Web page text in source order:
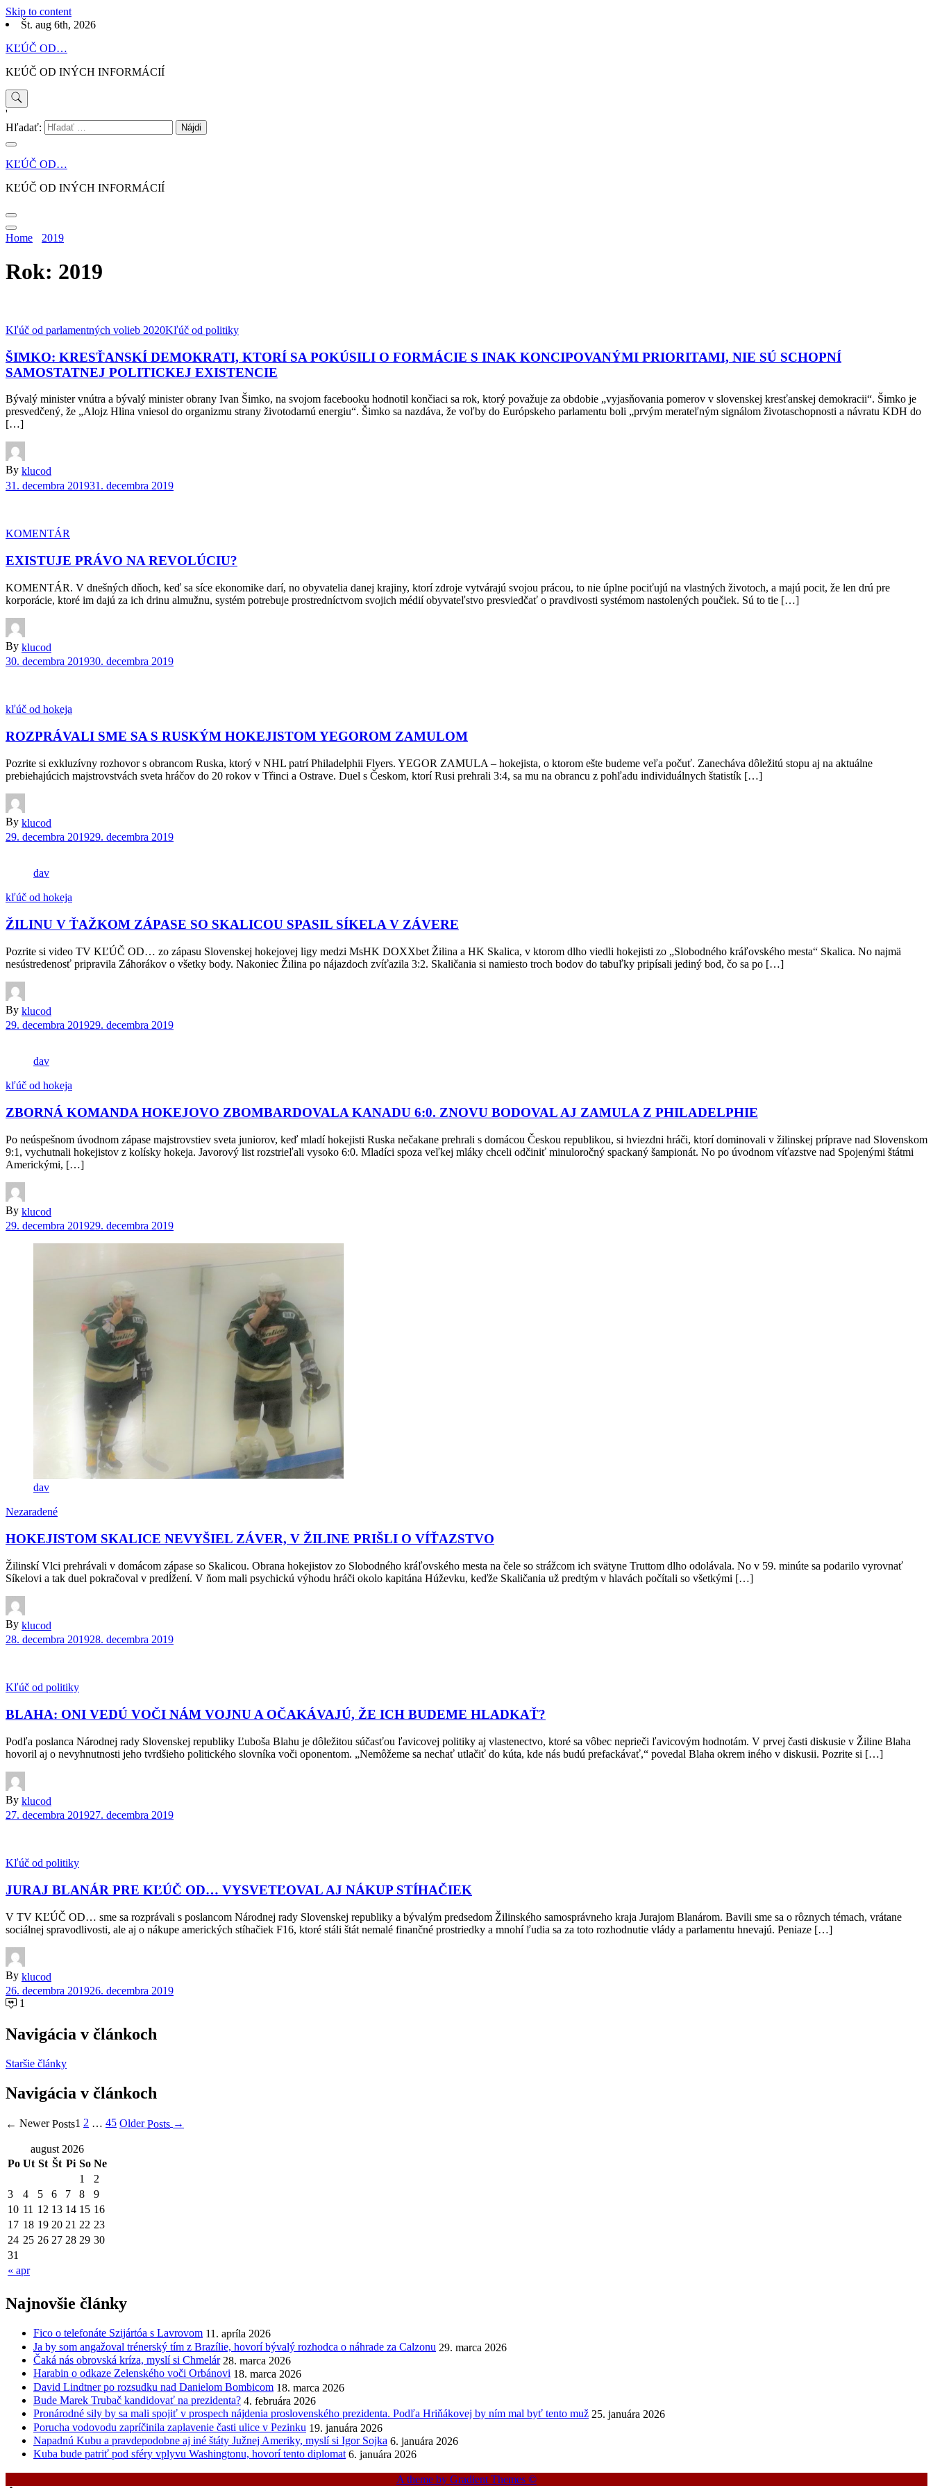
Skip to content
Št. aug 6th, 2026
KĽÚČ OD…
KĽÚČ OD INÝCH INFORMÁCIÍ
'
Hľadať:
KĽÚČ OD…
KĽÚČ OD INÝCH INFORMÁCIÍ
Home 2019
Rok: 2019
Kľúč od parlamentných volieb 2020Kľúč od politiky
ŠIMKO: KRESŤANSKÍ DEMOKRATI, KTORÍ SA POKÚSILI O FORMÁCIE S INAK KONCIPOVANÝMI PRIORITAMI, NIE SÚ SCHOPNÍ
SAMOSTATNEJ POLITICKEJ EXISTENCIE
Bývalý minister vnútra a bývalý minister obrany Ivan Šimko, na svojom facebooku hodnotil končiaci sa rok, ktorý považuje za obdobie „vyjasňovania pomerov v slovenskej kresťanskej demokracii“. Šimko je
presvedčený, že „Alojz Hlina vniesol do organizmu strany životodarnú energiu“. Šimko sa nazdáva, že voľby do Európskeho parlamentu boli „prvým merateľným signálom životaschopnosti a návratu KDH do
[…]
By klucod
31. decembra 201931. decembra 2019
KOMENTÁR
EXISTUJE PRÁVO NA REVOLÚCIU?
KOMENTÁR. V dnešných dňoch, keď sa síce ekonomike darí, no obyvatelia danej krajiny, ktorí zdroje vytvárajú svojou prácou, to nie úplne pociťujú na vlastných životoch, a majú pocit, že len drú pre
korporácie, ktoré im dajú za ich drinu almužnu, systém potrebuje prostredníctvom svojich médií obyvateľstvo presviedčať o pravdivosti systémom nastolených poučiek. Sú to tie […]
By klucod
30. decembra 201930. decembra 2019
kľúč od hokeja
ROZPRÁVALI SME SA S RUSKÝM HOKEJISTOM YEGOROM ZAMULOM
Pozrite si exkluzívny rozhovor s obrancom Ruska, ktorý v NHL patrí Philadelphii Flyers. YEGOR ZAMULA – hokejista, o ktorom ešte budeme veľa počuť. Zanecháva dôležitú stopu aj na aktuálne
prebiehajúcich majstrovstvách sveta hráčov do 20 rokov v Třinci a Ostrave. Duel s Českom, ktorí Rusi prehrali 3:4, sa mu na obrancu z pohľadu individuálnych štatistík […]
By klucod
29. decembra 201929. decembra 2019
dav
kľúč od hokeja
ŽILINU V ŤAŽKOM ZÁPASE SO SKALICOU SPASIL SÍKELA V ZÁVERE
Pozrite si video TV KĽÚČ OD… zo zápasu Slovenskej hokejovej ligy medzi MsHK DOXXbet Žilina a HK Skalica, v ktorom dlho viedli hokejisti zo „Slobodného kráľovského mesta“ Skalica. No najmä
nesústredenosť pripravila Záhorákov o všetky body. Nakoniec Žilina po nájazdoch zvíťazila 3:2. Skaličania si namiesto troch bodov do tabuľky pripísali jediný bod, čo sa po […]
By klucod
29. decembra 201929. decembra 2019
dav
kľúč od hokeja
ZBORNÁ KOMANDA HOKEJOVO ZBOMBARDOVALA KANADU 6:0. ZNOVU BODOVAL AJ ZAMULA Z PHILADELPHIE
Po neúspešnom úvodnom zápase majstrovstiev sveta juniorov, keď mladí hokejisti Ruska nečakane prehrali s domácou Českou republikou, si hviezdni hráči, ktorí dominovali v žilinskej príprave nad Slovenskom
9:1, vychutnali hokejistov z kolísky hokeja. Javorový list rozstrieľali vysoko 6:0. Mladíci spoza veľkej mláky chceli odčiniť minuloročný spackaný šampionát. No po úvodnom víťazstve nad Spojenými štátmi
Americkými, […]
By klucod
29. decembra 201929. decembra 2019
dav
Nezaradené
HOKEJISTOM SKALICE NEVYŠIEL ZÁVER, V ŽILINE PRIŠLI O VÍŤAZSTVO
Žilinskí Vlci prehrávali v domácom zápase so Skalicou. Obrana hokejistov zo Slobodného kráľovského mesta na čele so strážcom ich svätyne Truttom dlho odolávala. No v 59. minúte sa podarilo vyrovnať
Síkelovi a tak duel pokračoval v predĺžení. V ňom mali psychickú výhodu hráči okolo kapitána Húževku, keďže Skaličania už predtým v hlavách počítali so všetkými […]
By klucod
28. decembra 201928. decembra 2019
Kľúč od politiky
BLAHA: ONI VEDÚ VOČI NÁM VOJNU A OČAKÁVAJÚ, ŽE ICH BUDEME HLADKAŤ?
Podľa poslanca Národnej rady Slovenskej republiky Ľuboša Blahu je dôležitou súčasťou ľavicovej politiky aj vlastenectvo, ktoré sa vôbec neprieči ľavicovým hodnotám. V prvej časti diskusie v Žiline Blaha
hovoril aj o nevyhnutnosti jeho tvrdšieho politického slovníka voči oponentom. „Nemôžeme sa nechať utlačiť do kúta, kde nás budú prefackávať,“ povedal Blaha okrem iného v diskusii. Pozrite si […]
By klucod
27. decembra 201927. decembra 2019
Kľúč od politiky
JURAJ BLANÁR PRE KĽÚČ OD… VYSVETĽOVAL AJ NÁKUP STÍHAČIEK
V TV KĽÚČ OD… sme sa rozprávali s poslancom Národnej rady Slovenskej republiky a bývalým predsedom Žilinského samosprávneho kraja Jurajom Blanárom. Bavili sme sa o rôznych témach, vrátane
sociálnej spravodlivosti, ale aj o nákupe amerických stíhačiek F16, ktoré stáli štát nemalé finančné prostriedky a mnohí ľudia sa za toto rozhodnutie vlády a parlamentu hnevajú. Peniaze […]
By klucod
26. decembra 201926. decembra 2019
1
Navigácia v článkoch
Staršie články
Navigácia v článkoch
← NewerPosts1 2 … 45 OlderPosts →
august 2026
Po Ut St Št Pi So Ne
« apr
1
2
3
4 5 6 7 8
9
10 11 12 13 14 15 16
17 18 19 20 21 22 23
24 25 26 27 28 29 30
31
Najnovšie články
Fico o telefonáte Szijártóa s Lavrovom 11. apríla 2026
Ja by som angažoval trénerský tím z Brazílie, hovorí bývalý rozhodca o náhrade za Calzonu 29. marca 2026
Čaká nás obrovská kríza, myslí si Chmelár 28. marca 2026
Harabin o odkaze Zelenského voči Orbánovi 18. marca 2026
David Lindtner po rozsudku nad Danielom Bombicom 18. marca 2026
Bude Marek Trubač kandidovať na prezidenta? 4. februára 2026
Pronárodné sily by sa mali spojiť v prospech nájdenia proslovenského prezidenta. Podľa Hriňákovej by ním mal byť tento muž 25. januára 2026
Porucha vodovodu zapríčinila zaplavenie časti ulice v Pezinku 19. januára 2026
Napadnú Kubu a pravdepodobne aj iné štáty Južnej Ameriky, myslí si Igor Sojka 6. januára 2026
Kuba bude patriť pod sféry vplyvu Washingtonu, hovorí tento diplomat 6. januára 2026
A theme by Gradient Themes ©